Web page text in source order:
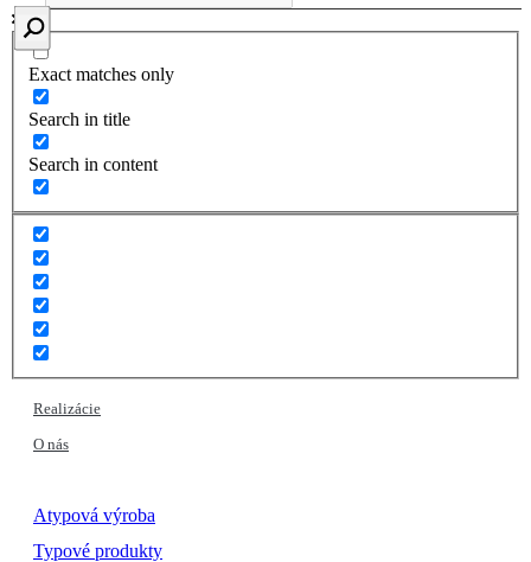
Exact matches only
Search in title
Search in content
Realizácie
O nás
Atypová výroba
Typové produkty